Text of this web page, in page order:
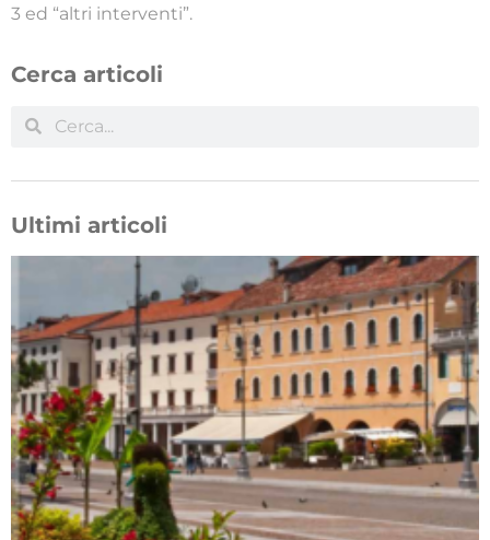
3 ed “altri interventi”.
Cerca articoli
Ultimi articoli